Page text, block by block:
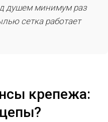
душем минимум раз
сетка работает
крепежа: